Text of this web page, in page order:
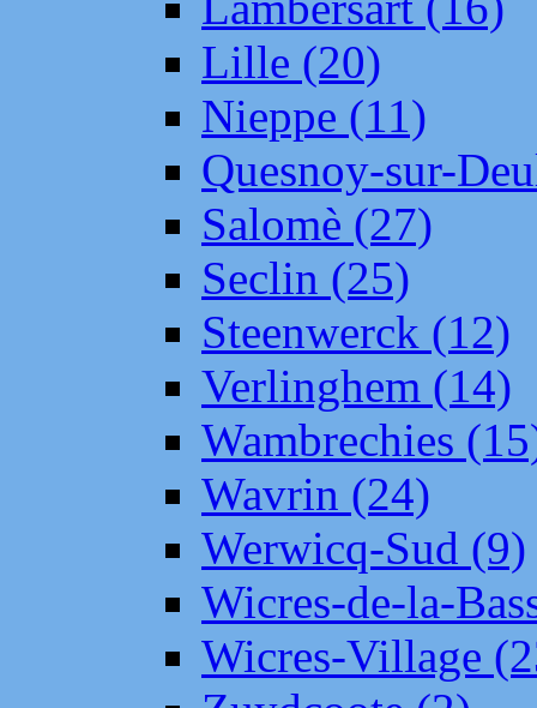
Lille (20)
Nieppe (11)
Quesnoy-sur-
Salomè (27)
Seclin (25)
Steenwerck (12)
Verlinghem (14)
Wambrechies
Wavrin (24)
Werwicq-Sud (9)
Wicres-de-la-
Wicres-Village